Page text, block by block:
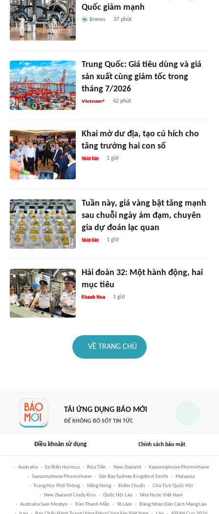
Quốc giảm mạnh
Bnews 37 phút
Trung Quốc: Giá tiêu dùng và giá
sản xuất cùng giảm tốc trong
tháng 7/2026
42 phút
Khai mở dư địa, tạo cú hích cho
tăng trưởng hai con số
1 giờ
Tuần này, giá vàng bật tăng mạnh
sau chuỗi ngày ảm đạm, chuyên
gia dự đoán lạc quan
1 giờ
Hải đoàn 32: Một hành động, hai
mục tiêu
1 giờ
VỀ TRANG CHỦ
TẢI ỨNG DỤNG BÁO MỚI
ĐỂ KHÔNG BỎ SÓT TIN TỨC
Điều khoản sử dụng Chính sách bảo mật
Australia Eo Biển Hormuz Rửa Tiền New Zealand
Xaysomphone Phomvihane
Saysomphone Phomvihane
Sân Bay Sydney Kingsford Smith
Malaysia
Trung Học Phổ Thông
Nắng Nóng Điểm Chuẩn
Chủ Tịch Quốc Hội
New Zealand Cindy Kiro
Quốc Hội Lào
Nhà Nước Việt Nam
Australia Sam Mostyn
Trần Thanh Mẫn Tô Lâm
Đảng Nhân Dân Cách Mạng Lào